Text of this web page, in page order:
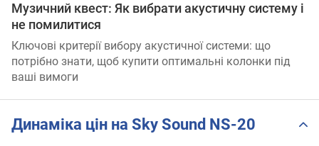
Музичний квест: Як вибрати акустичну систему і
не помилитися
Ключові критерії вибору акустичної системи: що
потрібно знати, щоб купити оптимальні колонки під
ваші вимоги
Динаміка цін на Sky Sound NS-20